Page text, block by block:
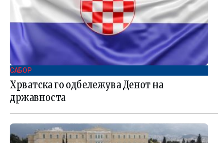
САБОР
Хрватска го одбележува Денот на
државноста